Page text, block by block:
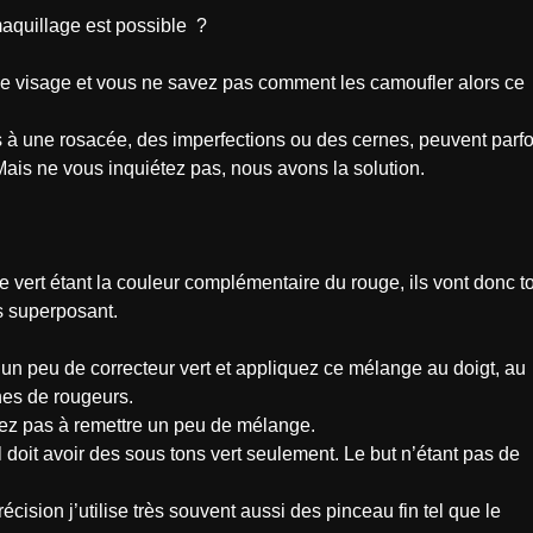
est possible ?
visage et vous ne savez pas comment les camoufler alors ce
une rosacée, des imperfections ou des cernes, peuvent
ne vous inquiétez pas, nous avons la solution.
vert étant la couleur complémentaire du rouge, ils vont donc
superposant.
peu de correcteur vert et appliquez ce mélange au doigt, au
de rougeurs.
pas à remettre un peu de mélange.
avoir des sous tons vert seulement. Le but n’étant pas de
j’utilise très souvent aussi des pinceau fin tel que le